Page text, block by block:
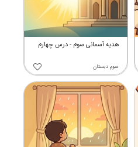
هدیه آسمانی سوم - درس چهارم
سوم دبستان